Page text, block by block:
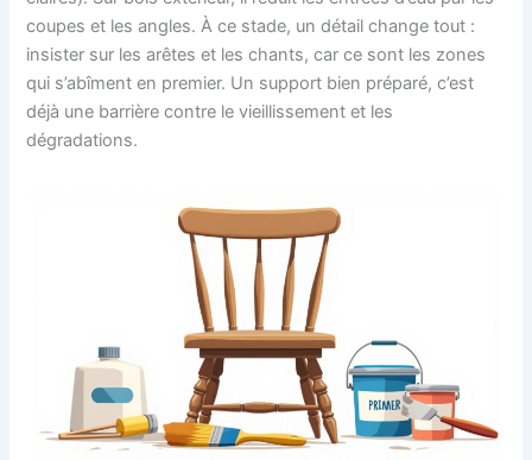
coupes et les angles. À ce stade, un détail change tout :
insister sur les arêtes et les chants, car ce sont les zones
qui s’abîment en premier. Un support bien préparé, c’est
déjà une barrière contre le vieillissement et les
dégradations.